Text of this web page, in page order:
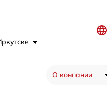
О компании